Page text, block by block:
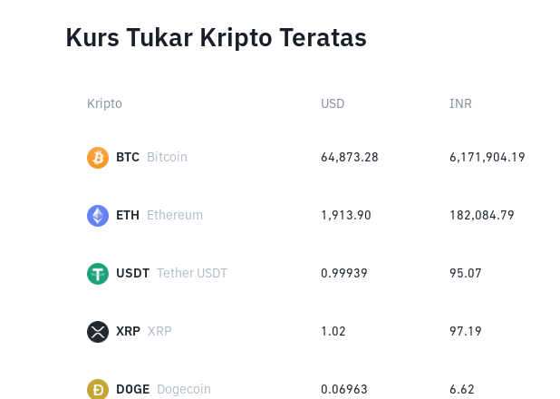
Kurs Tukar Kripto Teratas
Kripto USD INR
BTC Bitcoin 64,873.28 6,171,904.19
ETH Ethereum 1,913.90 182,084.79
USDT Tether USDT 0.99939 95.07
XRP XRP 1.02 97.19
DOGE Dogecoin 0.06963 6.62